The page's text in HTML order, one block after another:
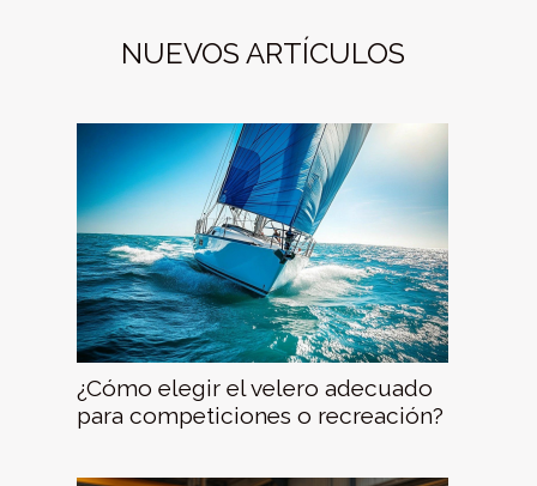
NUEVOS ARTÍCULOS
¿Cómo elegir el velero adecuado
para competiciones o recreación?